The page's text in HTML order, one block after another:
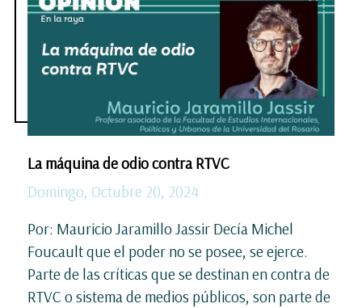
La máquina de odio contra RTVC
Domingo, Octubre 20, 2024
Por: Mauricio Jaramillo Jassir Decía Michel
Foucault que el poder no se posee, se ejerce.
Parte de las críticas que se destinan en contra de
RTVC o sistema de medios públicos, son parte de